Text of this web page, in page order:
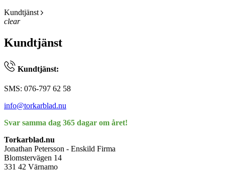
Kundtjänst
clear
Kundtjänst
Kundtjänst:
SMS: 076-797 62 58
info@torkarblad.nu
Svar samma dag 365 dagar om året!
Torkarblad.nu
Jonathan Petersson - Enskild Firma
Blomstervägen 14
331 42 Värnamo